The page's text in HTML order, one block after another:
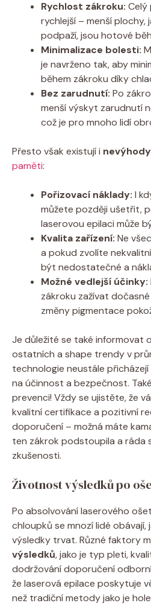
Rychlost zákroku: Celý
rychlejší – menší plochy,
podpaží, jsou hotové
Minimalizace bolesti:
je navrženo tak, aby
během zákroku díky
Bez zarudnutí: Po
menší výskyt zarudnutí
což je pro mnoho lidí
Přesto však existují i nevýhody
paměti:
Pořizovací náklady: I
můžete později ušetřit,
laserovou epilaci může
Kvalita zařízení: Ne
a pokud zvolíte
být nedostatečné a
Možné vedlejší účinky:
zákroku zažívat
změny pigmentace
Je důležité se také informovat
ostatních a shape trendy v
technologie neustále
na účinnost a bezpečnost.
prevenci! Vždy se ujistěte, že
kvalitní certifikace a pozitivní
doporučení – možná máte
ten zákrok podstoupila a ráda
zkušenosti.
Životnost výsledků po
Po absolvování laserového
chloupků se mnozí lidé
výsledky trvat. Různé faktory
výsledků, jako je typ pleti,
dodržování doporučení
že laserová epilace poskytuje
než tradiční metody jako je